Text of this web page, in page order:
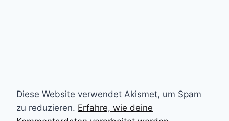
Diese Website verwendet Akismet, um Spam
zu reduzieren. Erfahre, wie deine